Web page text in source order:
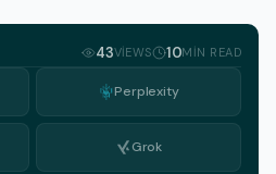
43VIEWS 10MIN READ
Perplexity
Grok